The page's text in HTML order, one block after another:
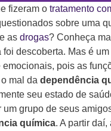
fizeram o tratamento
sobre uma
as drogas? Conheça
descoberta. Mas é
pois as
mal da dependência
seu estado de
grupo de seus
química. A partir